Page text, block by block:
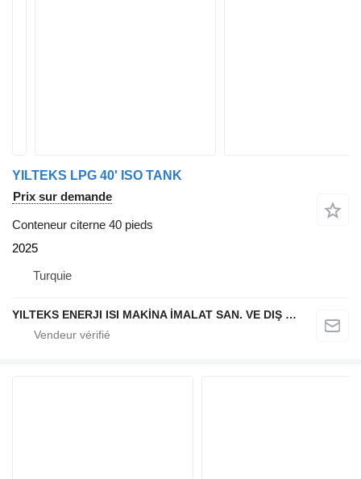
YILTEKS LPG 40' ISO TANK
Prix sur demande
Conteneur citerne 40 pieds
2025
Turquie
YILTEKS ENERJI ISI MAKİNA İMALAT SAN. VE DIŞ TİC. LTD. ŞTİ.